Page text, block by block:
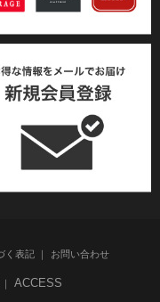
く表記 お問い合わせ
ACCESS